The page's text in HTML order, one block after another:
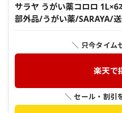
サラヤ うがい薬コロロ
部外品/うがい薬/SARAYA/
＼ 只今タイム
楽天で
＼ セール・割引